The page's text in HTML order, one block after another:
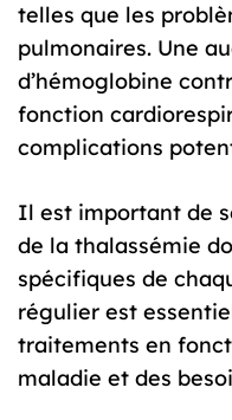
telles que les
pulmonaires. Une
d’hémoglobine
fonction
complications
Il est important de
de la thalassémie
spécifiques de
régulier est
traitements en
maladie et des